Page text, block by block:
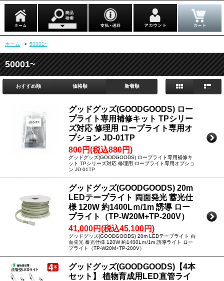
ホーム > 50001~
50001~
おすすめ順 価格順 新着順
グッドグッズ(GOODGOODS) ロー
プライト専用補修キット TPシリー
ズ対応 修理用 ロープライト専用オ
プション JD-01TP
800円(税込880円)
グッドグッズ(GOODGOODS) ロープライト専用補修キ
ット TPシリーズ対応 修理用 ロープライト専用オプショ
ン JD-01TP
グッドグッズ(GOODGOODS) 20m
LEDテープライト 両面発光 蓄光仕
様 120W 約1400Lｍ/1m 誘導 ロー
プライト（TP-W20M+TP-200V）
41,000円(税込45,100円)
グッドグッズ(GOODGOODS) 20m LEDテープライト 両
面発光 蓄光仕様 120W 約1400Lｍ/1m 誘導ライト ロー
プライト（TP-W20M+TP-200V）
グッドグッズ(GOODGOODS)【4本
セット】 植物育成用LED直管ライ